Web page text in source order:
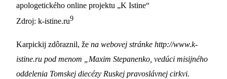
apologetického online projektu „K Istine“
Zdroj: k-istine.ru9
Karpickij zdôraznil, že na webovej stránke http://www.k-
istine.ru pod menom „Maxim Stepanenko, vedúci misijného
oddelenia Tomskej diecézy Ruskej pravoslávnej cirkvi.